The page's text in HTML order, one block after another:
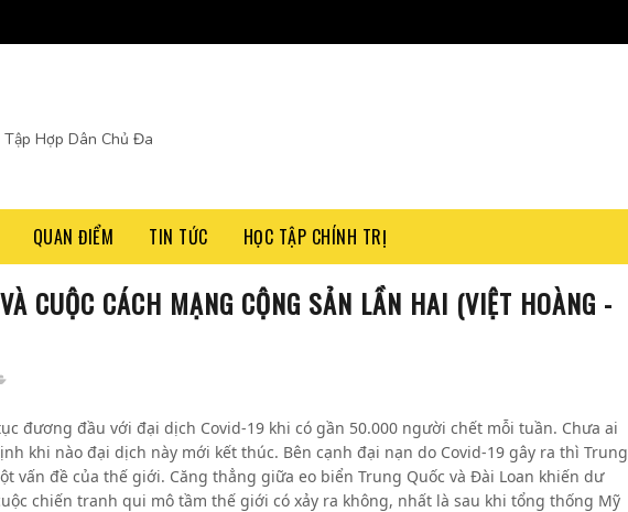
Hợp Dân Chủ Đa
QUAN ĐIỂM TIN TỨC HỌC TẬP CHÍNH TRỊ
CUỘC CÁCH MẠNG CỘNG SẢN LẦN HAI (VIỆT HOÀNG -
đương đầu với đại dịch Covid-19 khi có gần 50.000 người chết mỗi tuần. Chưa ai
khi nào đại dịch này mới kết thúc. Bên cạnh đại nạn do Covid-19 gây ra thì Trung
vấn đề của thế giới. Căng thẳng giữa eo biển Trung Quốc và Đài Loan khiến dư
chiến tranh qui mô tầm thế giới có xảy ra không, nhất là sau khi tổng thống Mỹ